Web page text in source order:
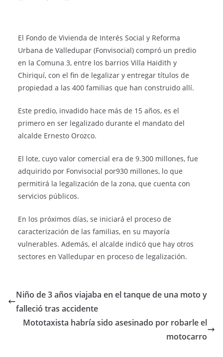
El Fondo de Vivienda de Interés Social y Reforma
Urbana de Valledupar (Fonvisocial) compró un predio
en la Comuna 3, entre los barrios Villa Haidith y
Chiriquí, con el fin de legalizar y entregar títulos de
propiedad a las 400 familias que han construido allí.
Este predio, invadido hace más de 15 años, es el
primero en ser legalizado durante el mandato del
alcalde Ernesto Orozco.
El lote, cuyo valor comercial era de 9.300 millones, fue
adquirido por Fonvisocial por930 millones, lo que
permitirá la legalización de la zona, que cuenta con
servicios públicos.
En los próximos días, se iniciará el proceso de
caracterización de las familias, en su mayoría
vulnerables. Además, el alcalde indicó que hay otros
sectores en Valledupar en proceso de legalización.
Niño de 3 años viajaba en el tanque de una moto y
falleció tras accidente
Mototaxista habría sido asesinado por robarle el
motocarro